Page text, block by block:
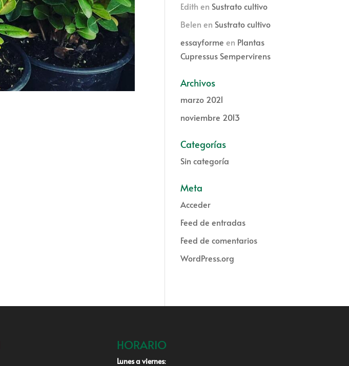
Edith en Sustrato cultivo
Belen en Sustrato cultivo
essayforme en Plantas
Cupressus Sempervirens
Archivos
marzo 2021
noviembre 2013
Categorías
Sin categoría
Meta
Acceder
Feed de entradas
Feed de comentarios
WordPress.org
HORARIO
Lunes a viernes: